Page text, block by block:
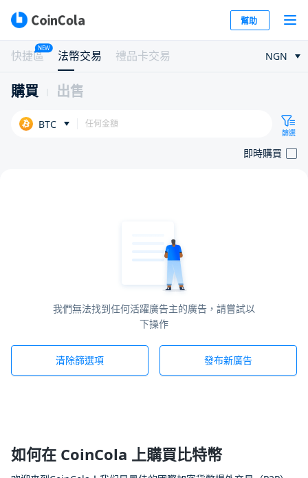
幫助
快捷區
NEW
法幣交易 禮品卡交易 NGN
購買 出售
BTC
篩選
即時購買
我們無法找到任何活躍廣告主的廣告，請嘗試以
下操作
清除篩選項 發布新廣告
如何在 CoinCola 上購買比特幣